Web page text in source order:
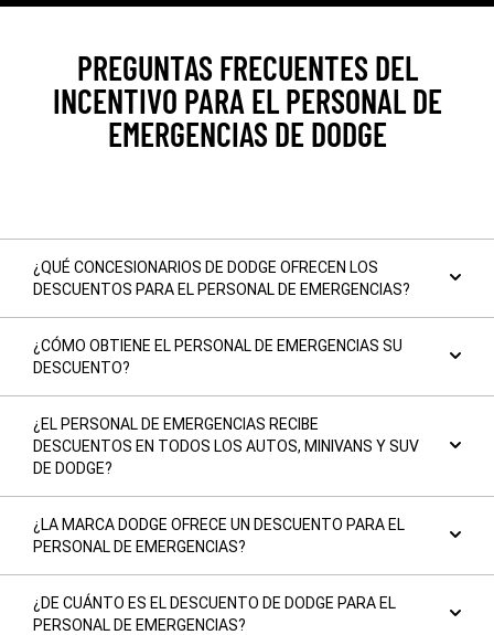
PREGUNTAS FRECUENTES DEL
INCENTIVO PARA EL PERSONAL DE
EMERGENCIAS DE DODGE
¿QUÉ CONCESIONARIOS DE DODGE OFRECEN LOS
DESCUENTOS PARA EL PERSONAL DE EMERGENCIAS?
¿CÓMO OBTIENE EL PERSONAL DE EMERGENCIAS SU
DESCUENTO?
¿EL PERSONAL DE EMERGENCIAS RECIBE
DESCUENTOS EN TODOS LOS AUTOS, MINIVANS Y SUV
DE DODGE?
¿LA MARCA DODGE OFRECE UN DESCUENTO PARA EL
PERSONAL DE EMERGENCIAS?
¿DE CUÁNTO ES EL DESCUENTO DE DODGE PARA EL
PERSONAL DE EMERGENCIAS?